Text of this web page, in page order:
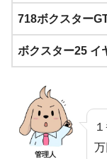
718ボクスター
ボクスター25 イ
管理人
万